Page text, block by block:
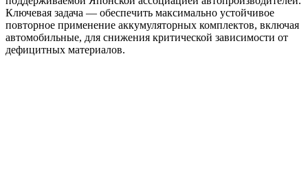
Ключевая задача — обеспечить максимально устойчивое
повторное применение аккумуляторных комплектов, включая
автомобильные, для снижения критической зависимости от
дефицитных материалов.